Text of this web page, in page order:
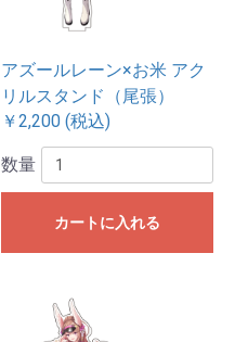
アズールレーン×お米 アク
リルスタンド（尾張）
￥2,200 (税込)
数量
カートに入れる